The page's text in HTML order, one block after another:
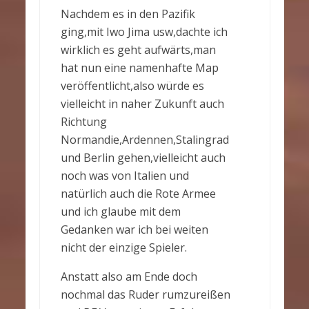
Nachdem es in den Pazifik
ging,mit Iwo Jima usw,dachte ich
wirklich es geht aufwärts,man
hat nun eine namenhafte Map
veröffentlicht,also würde es
vielleicht in naher Zukunft auch
Richtung
Normandie,Ardennen,Stalingrad
und Berlin gehen,vielleicht auch
noch was von Italien und
natürlich auch die Rote Armee
und ich glaube mit dem
Gedanken war ich bei weiten
nicht der einzige Spieler.
Anstatt also am Ende doch
nochmal das Ruder rumzureißen